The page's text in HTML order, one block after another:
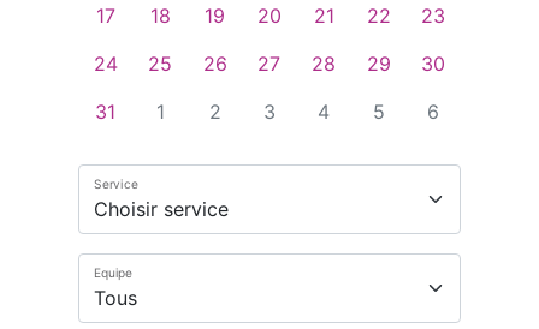
17
18 19 20 21 22
23
24
25 26 27 28 29
30
31
1 2 3 4 5 6
Service
Equipe